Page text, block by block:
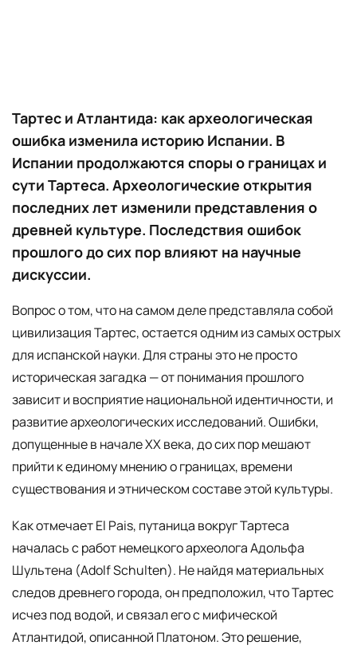
Тартес и Атлантида: как археологическая
ошибка изменила историю Испании. В
Испании продолжаются споры о границах и
сути Тартеса. Археологические открытия
последних лет изменили представления о
древней культуре. Последствия ошибок
прошлого до сих пор влияют на научные
дискуссии.
Вопрос о том, что на самом деле представляла собой
цивилизация Тартес, остается одним из самых острых
для испанской науки. Для страны это не просто
историческая загадка — от понимания прошлого
зависит и восприятие национальной идентичности, и
развитие археологических исследований. Ошибки,
допущенные в начале XX века, до сих пор мешают
прийти к единому мнению о границах, времени
существования и этническом составе этой культуры.
Как отмечает El Pais, путаница вокруг Тартеса
началась с работ немецкого археолога Адольфа
Шультена (Adolf Schulten). Не найдя материальных
следов древнего города, он предположил, что Тартес
исчез под водой, и связал его с мифической
Атлантидой, описанной Платоном. Это решение,